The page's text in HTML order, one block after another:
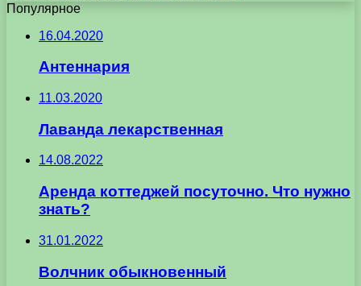
Популярное
16.04.2020
Антеннария
11.03.2020
Лаванда лекарственная
14.08.2022
Аренда коттеджей посуточно. Что нужно
знать?
31.01.2022
Волчник обыкновенный